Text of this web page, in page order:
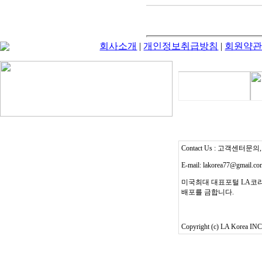
회사소개 |개인정보취급방침 | 회원약관
Contact Us : 고객센터문의
E-mail:
미국최대 대표포털 LA코
배포를 금합니다.
Copyright (c) LA Korea